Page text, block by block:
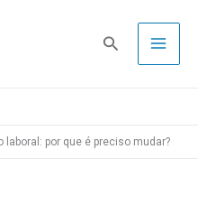
Pesquisa
laboral: por que é preciso mudar?